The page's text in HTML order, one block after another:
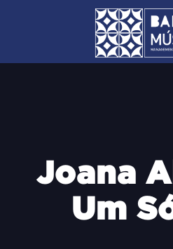
Joana
Um